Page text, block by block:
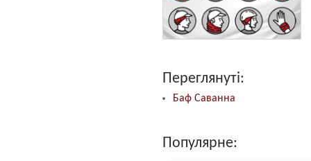
Переглянуті:
Баф Саванна
Популярне: